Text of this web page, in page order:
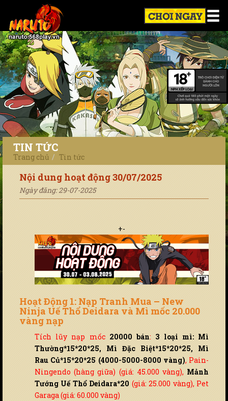
TIN TỨC
Trang chủ Tin tức
Nội dung hoạt động 30/07/2025
Ngày đăng: 29-07-2025
+-
Hoạt Động 1: Nạp Tranh Mua – New
Ninja Uế Thổ Deidara và Mì mốc 20.000
vàng nạp
Tích lũy nạp mốc20000 bán: 3 loại mì: Mì
Thường*15*20*25, Mì Đặc Biệt*15*20*25, Mì
Rau Củ*15*20*25 (4000-5000-8000 vàng), Pain-
Ningendo (hàng giữa) (giá: 45.000 vàng), Mảnh
Tướng Uế Thổ Deidara*20 (giá: 25.000 vàng), Pet
Garaga (giá: 60.000 vàng)